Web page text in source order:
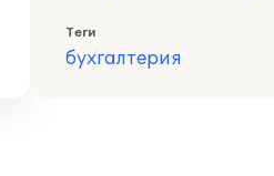
Теги
бухгалтерия